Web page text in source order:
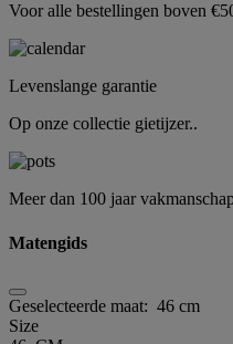
Voor alle bestellingen boven
Levenslange garantie
Op onze collectie gietijzer..
Meer dan 100 jaar
Matengids
Geselecteerde maat: 46 cm
Size